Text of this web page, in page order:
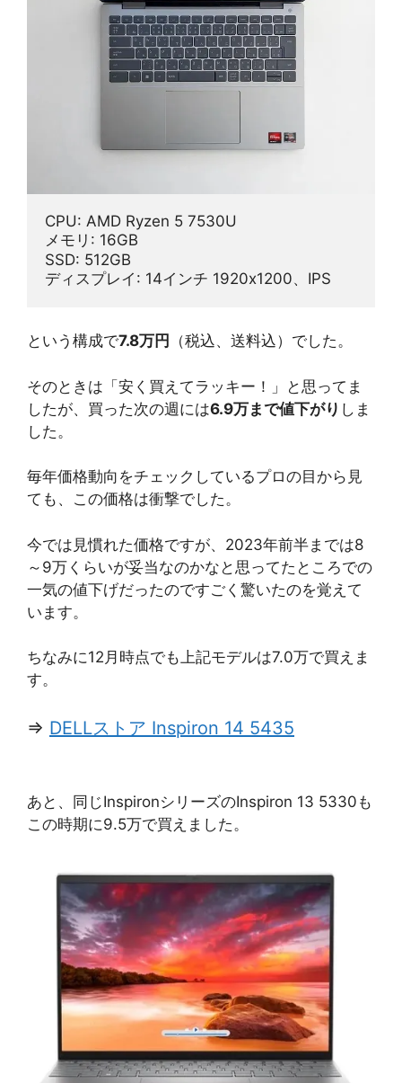
CPU: AMD Ryzen 5 7530U
メモリ: 16GB
SSD: 512GB
ディスプレイ: 14インチ 1920x1200、IPS
という構成で7.8万円 （税込、送料込）でした。
そのときは「安く買えてラッキー！」と思ってま
したが、買った次の週には6.9万まで値下がり しま
した。
毎年価格動向をチェックしているプロの目から見
ても、この価格は衝撃でした。
今では見慣れた価格ですが、2023年前半までは8
～9万くらいが妥当なのかなと思ってたところでの
一気の値下げだったのですごく驚いたのを覚えて
います。
ちなみに12月時点でも上記モデルは7.0万で買えま
す。
⇒ DELLストア Inspiron 14 5435
あと、同じInspironシリーズのInspiron 13 5330も
この時期に9.5万で買えました。